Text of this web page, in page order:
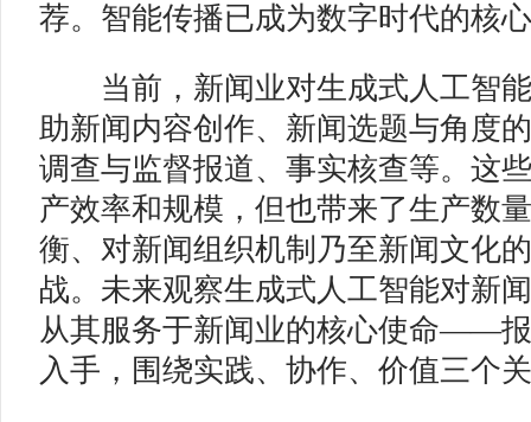
荐。智能传播已成为数字时代的核
当前，新闻业对生成式人工智能
助新闻内容创作、新闻选题与角度
调查与监督报道、事实核查等。这
产效率和规模，但也带来了生产数
衡、对新闻组织机制乃至新闻文化
战。未来观察生成式人工智能对新
从其服务于新闻业的核心使命——
入手，围绕实践、协作、价值三个